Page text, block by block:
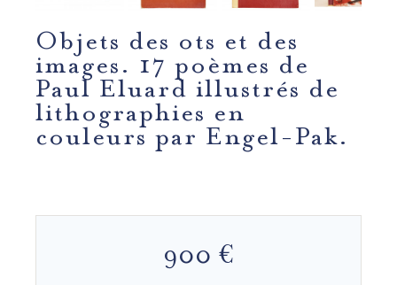
Objets des ots et des
images. 17 poèmes de
Paul Eluard illustrés de
lithographies en
couleurs par Engel-Pak.
900 €